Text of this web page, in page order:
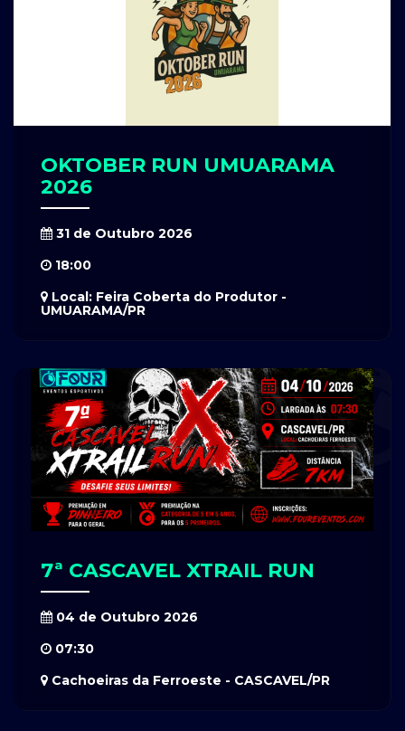
OKTOBER RUN UMUARAMA
2026
31 de Outubro 2026
18:00
Local: Feira Coberta do Produtor -
UMUARAMA/PR
7ª CASCAVEL XTRAIL RUN
04 de Outubro 2026
07:30
Cachoeiras da Ferroeste - CASCAVEL/PR